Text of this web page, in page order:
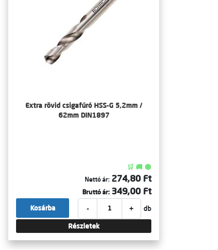
Extra rövid csigafúró HSS-G 5,2mm /
62mm DIN1897
🛒 🚚 🟢
Nettó ár: 274,80 Ft
Bruttó ár: 349,00 Ft
- + db
Kosárba
Részletek